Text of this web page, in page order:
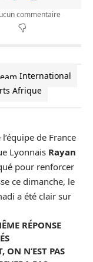
commentaire
International
Afrique
de France
Lyonnais Rayan
pour renforcer
ce dimanche, le
a été clair sur
RÉPONSE
ON N’EST PAS